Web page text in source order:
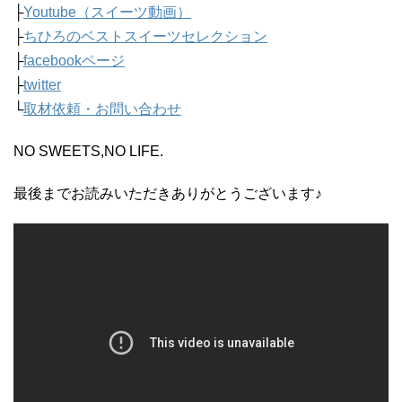
├Youtube（スイーツ動画）
├ちひろのベストスイーツセレクション
├facebookページ
├twitter
└取材依頼・お問い合わせ
NO SWEETS,NO LIFE.
最後までお読みいただきありがとうございます♪